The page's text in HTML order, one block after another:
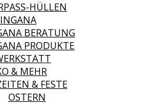
HÜLLEN
BERATUNG
PRODUKTE
& MEHR
& FESTE
OSTERN